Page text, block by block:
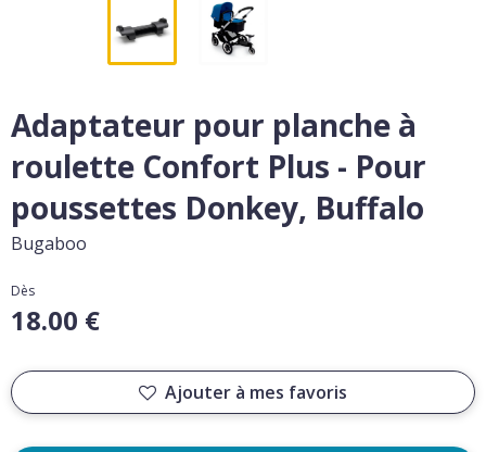
Adaptateur pour planche à
roulette Confort Plus - Pour
poussettes Donkey, Buffalo
Bugaboo
Dès
18.00 €
Ajouter à mes favoris